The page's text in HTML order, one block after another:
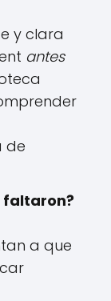
y clara
antes
de
faltaron?
a que